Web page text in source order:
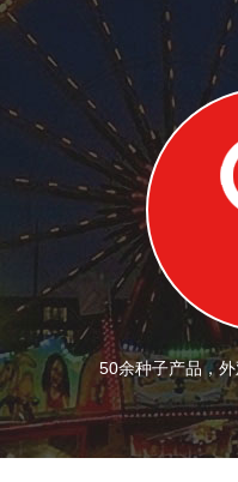
50余种子产品，